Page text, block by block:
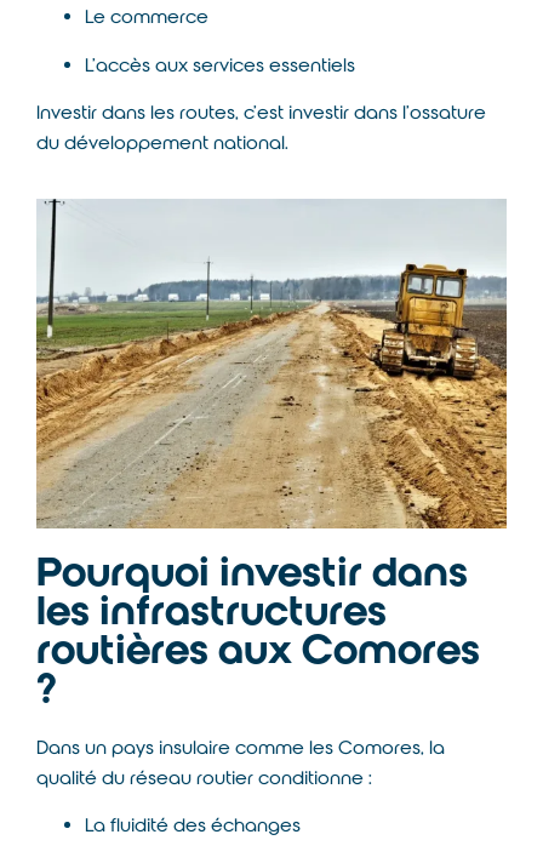
Le commerce
L’accès aux services essentiels
Investir dans les routes, c’est investir dans l’ossature
du développement national.
Pourquoi investir dans
les infrastructures
routières aux Comores
?
Dans un pays insulaire comme les Comores, la
qualité du réseau routier conditionne :
La fluidité des échanges